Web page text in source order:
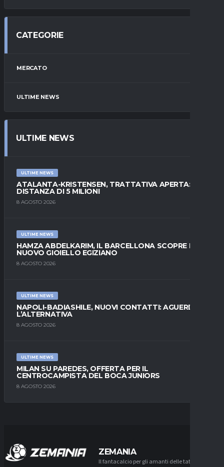
CATEGORIE
MERCATO
ULTIME NEWS
ULTIME NEWS
ULTIME NEWS
ATALANTA-KRISTENSEN, TRATTATIVA APERTA:
DISTANZA DI 5 MILIONI
8 AGOSTO 2026
ULTIME NEWS
HAMZA ABDELKARIM, IL BARCELLONA SCOPRE IL
NUOVO GIOIELLO EGIZIANO
8 AGOSTO 2026
ULTIME NEWS
NAPOLI-BADIASHILE, NUOVI CONTATTI: AGUERD È
L’ALTERNATIVA
8 AGOSTO 2026
ULTIME NEWS
MILAN SU PAREDES, OFFERTA PER IL
CENTROCAMPISTA DEL BOCA JUNIORS
8 AGOSTO 2026
ZEMANIA
Il fantacalcio per gli amanti delle tattiche